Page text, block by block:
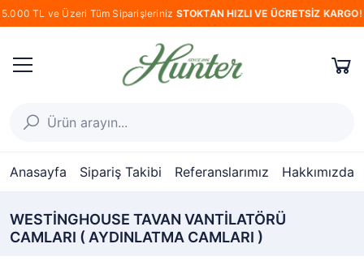
5.000 TL ve Üzeri Tüm Siparişleriniz STOKTAN HIZLI VE ÜCRETSİZ KARGO!
Anasayfa Sipariş Takibi Referanslarımız Hakkımızda
WESTİNGHOUSE TAVAN VANTİLATÖRÜ
CAMLARI ( AYDINLATMA CAMLARI )